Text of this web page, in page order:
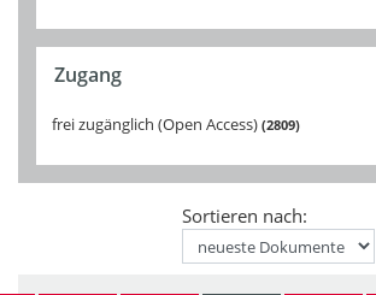
Zugang
frei zugänglich (Open Access) 2809
Sortieren nach: